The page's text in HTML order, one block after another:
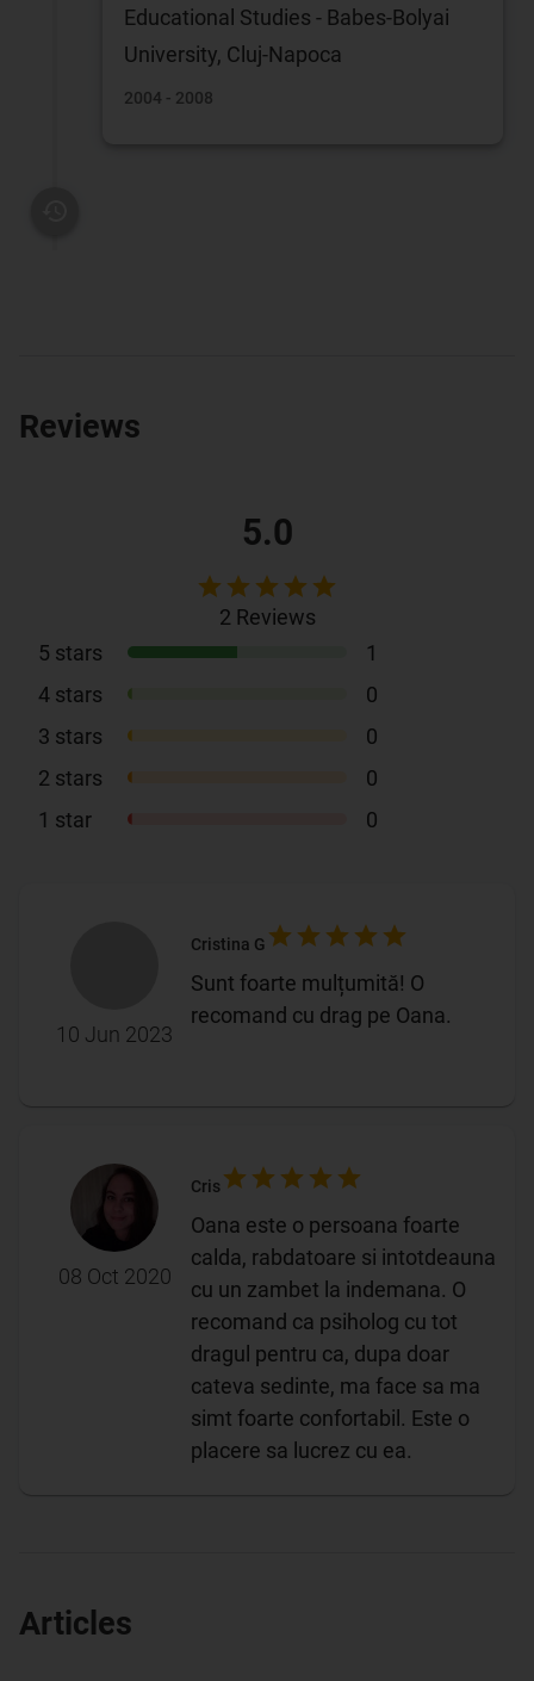
Educational Studies - Babes-Bolyai
University, Cluj-Napoca
2004 - 2008
Reviews
5.0
2 Reviews
5 stars
1
4 stars
0
3 stars
0
2 stars
0
1 star 0
10 Jun 2023
Cristina G
Sunt foarte mulțumită! O
recomand cu drag pe Oana.
08 Oct 2020
Cris
Oana este o persoana foarte
calda, rabdatoare si intotdeauna
cu un zambet la indemana. O
recomand ca psiholog cu tot
dragul pentru ca, dupa doar
cateva sedinte, ma face sa ma
simt foarte confortabil. Este o
placere sa lucrez cu ea.
Articles